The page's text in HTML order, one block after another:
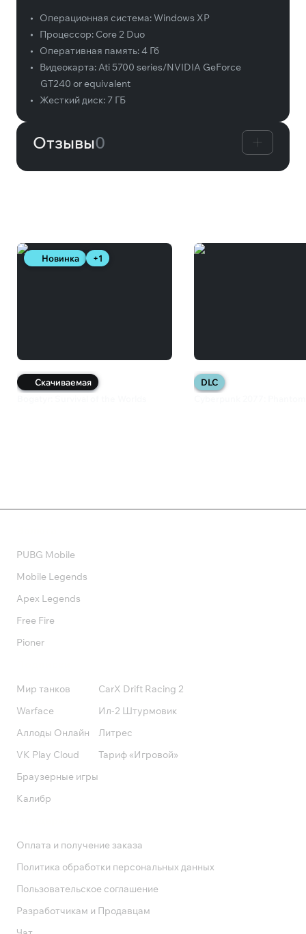
• Операционная система:Windows XP
•
Процессор: Core 2 Duo
•
Оперативная память:4 Гб
•
Видеокарта:Ati 5700 series/NVIDIA GeForce
GT240 or equivalent
•
Жесткий диск: 7 ГБ
Отзывы0
Новинка +1
Скачиваемая
DLC
PUBG Mobile
Mobile Legends
Apex Legends
Free Fire
Pioner
Мир танков
Warface
Аллоды Онлайн
VK Play Cloud
Браузерные игры
Калибр
CarX Drift Racing 2
Ил-2 Штурмовик
Литрес
Тариф «Игровой»
Оплата и получение заказа
Политика обработки персональных данных
Пользовательское соглашение
Разработчикам и Продавцам